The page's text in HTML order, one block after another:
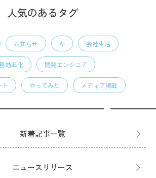
人気のあるタグ
お知らせ AI 会社生活
効率化 開発エンジニア
やってみた メディア掲載
新着記事一覧
ニュースリリース